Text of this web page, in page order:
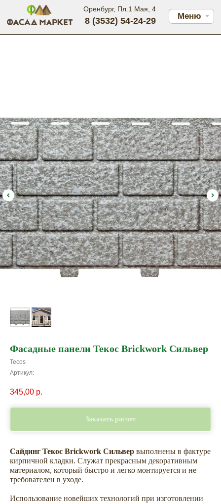
Меню
Оренбург, Пл.1 Мая, 4
8 (3532) 54-24-29
Фасадные панели Текос Brickwork Сильвер
Tecos
Артикул:
345,00 р.
Заказать расчет
Сайдинг Текос Brickwork Сильвер выполнены в фактуре
кирпичной кладки. Служат прекрасным декоративным
материалом, который быстро и легко монтируется и не
требователен в уходе.
Использование новейших технологий при изготовлении